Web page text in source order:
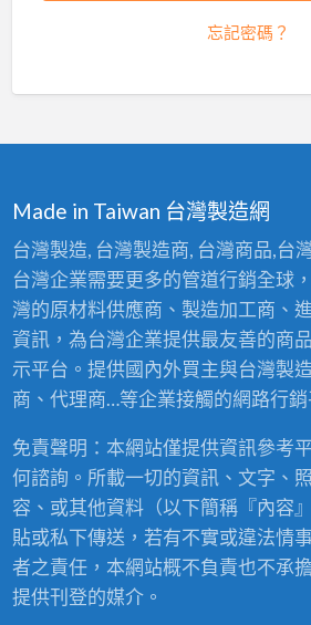
忘記密碼？
Made in Taiwan 台灣製造網
台灣製造, 台灣製造商, 台灣商品,台
台灣企業需要更多的管道行銷全球
灣的原材料供應商、製造加工商、
資訊，為台灣企業提供最友善的商
示平台。提供國內外買主與台灣製
商、代理商…等企業接觸的網路行銷
免責聲明：本網站僅提供資訊參考
何諮詢。所載一切的資訊、文字、
容、或其他資料（以下簡稱『內容
貼或私下傳送，若有不實或違法情
者之責任，本網站概不負責也不承
提供刊登的媒介。